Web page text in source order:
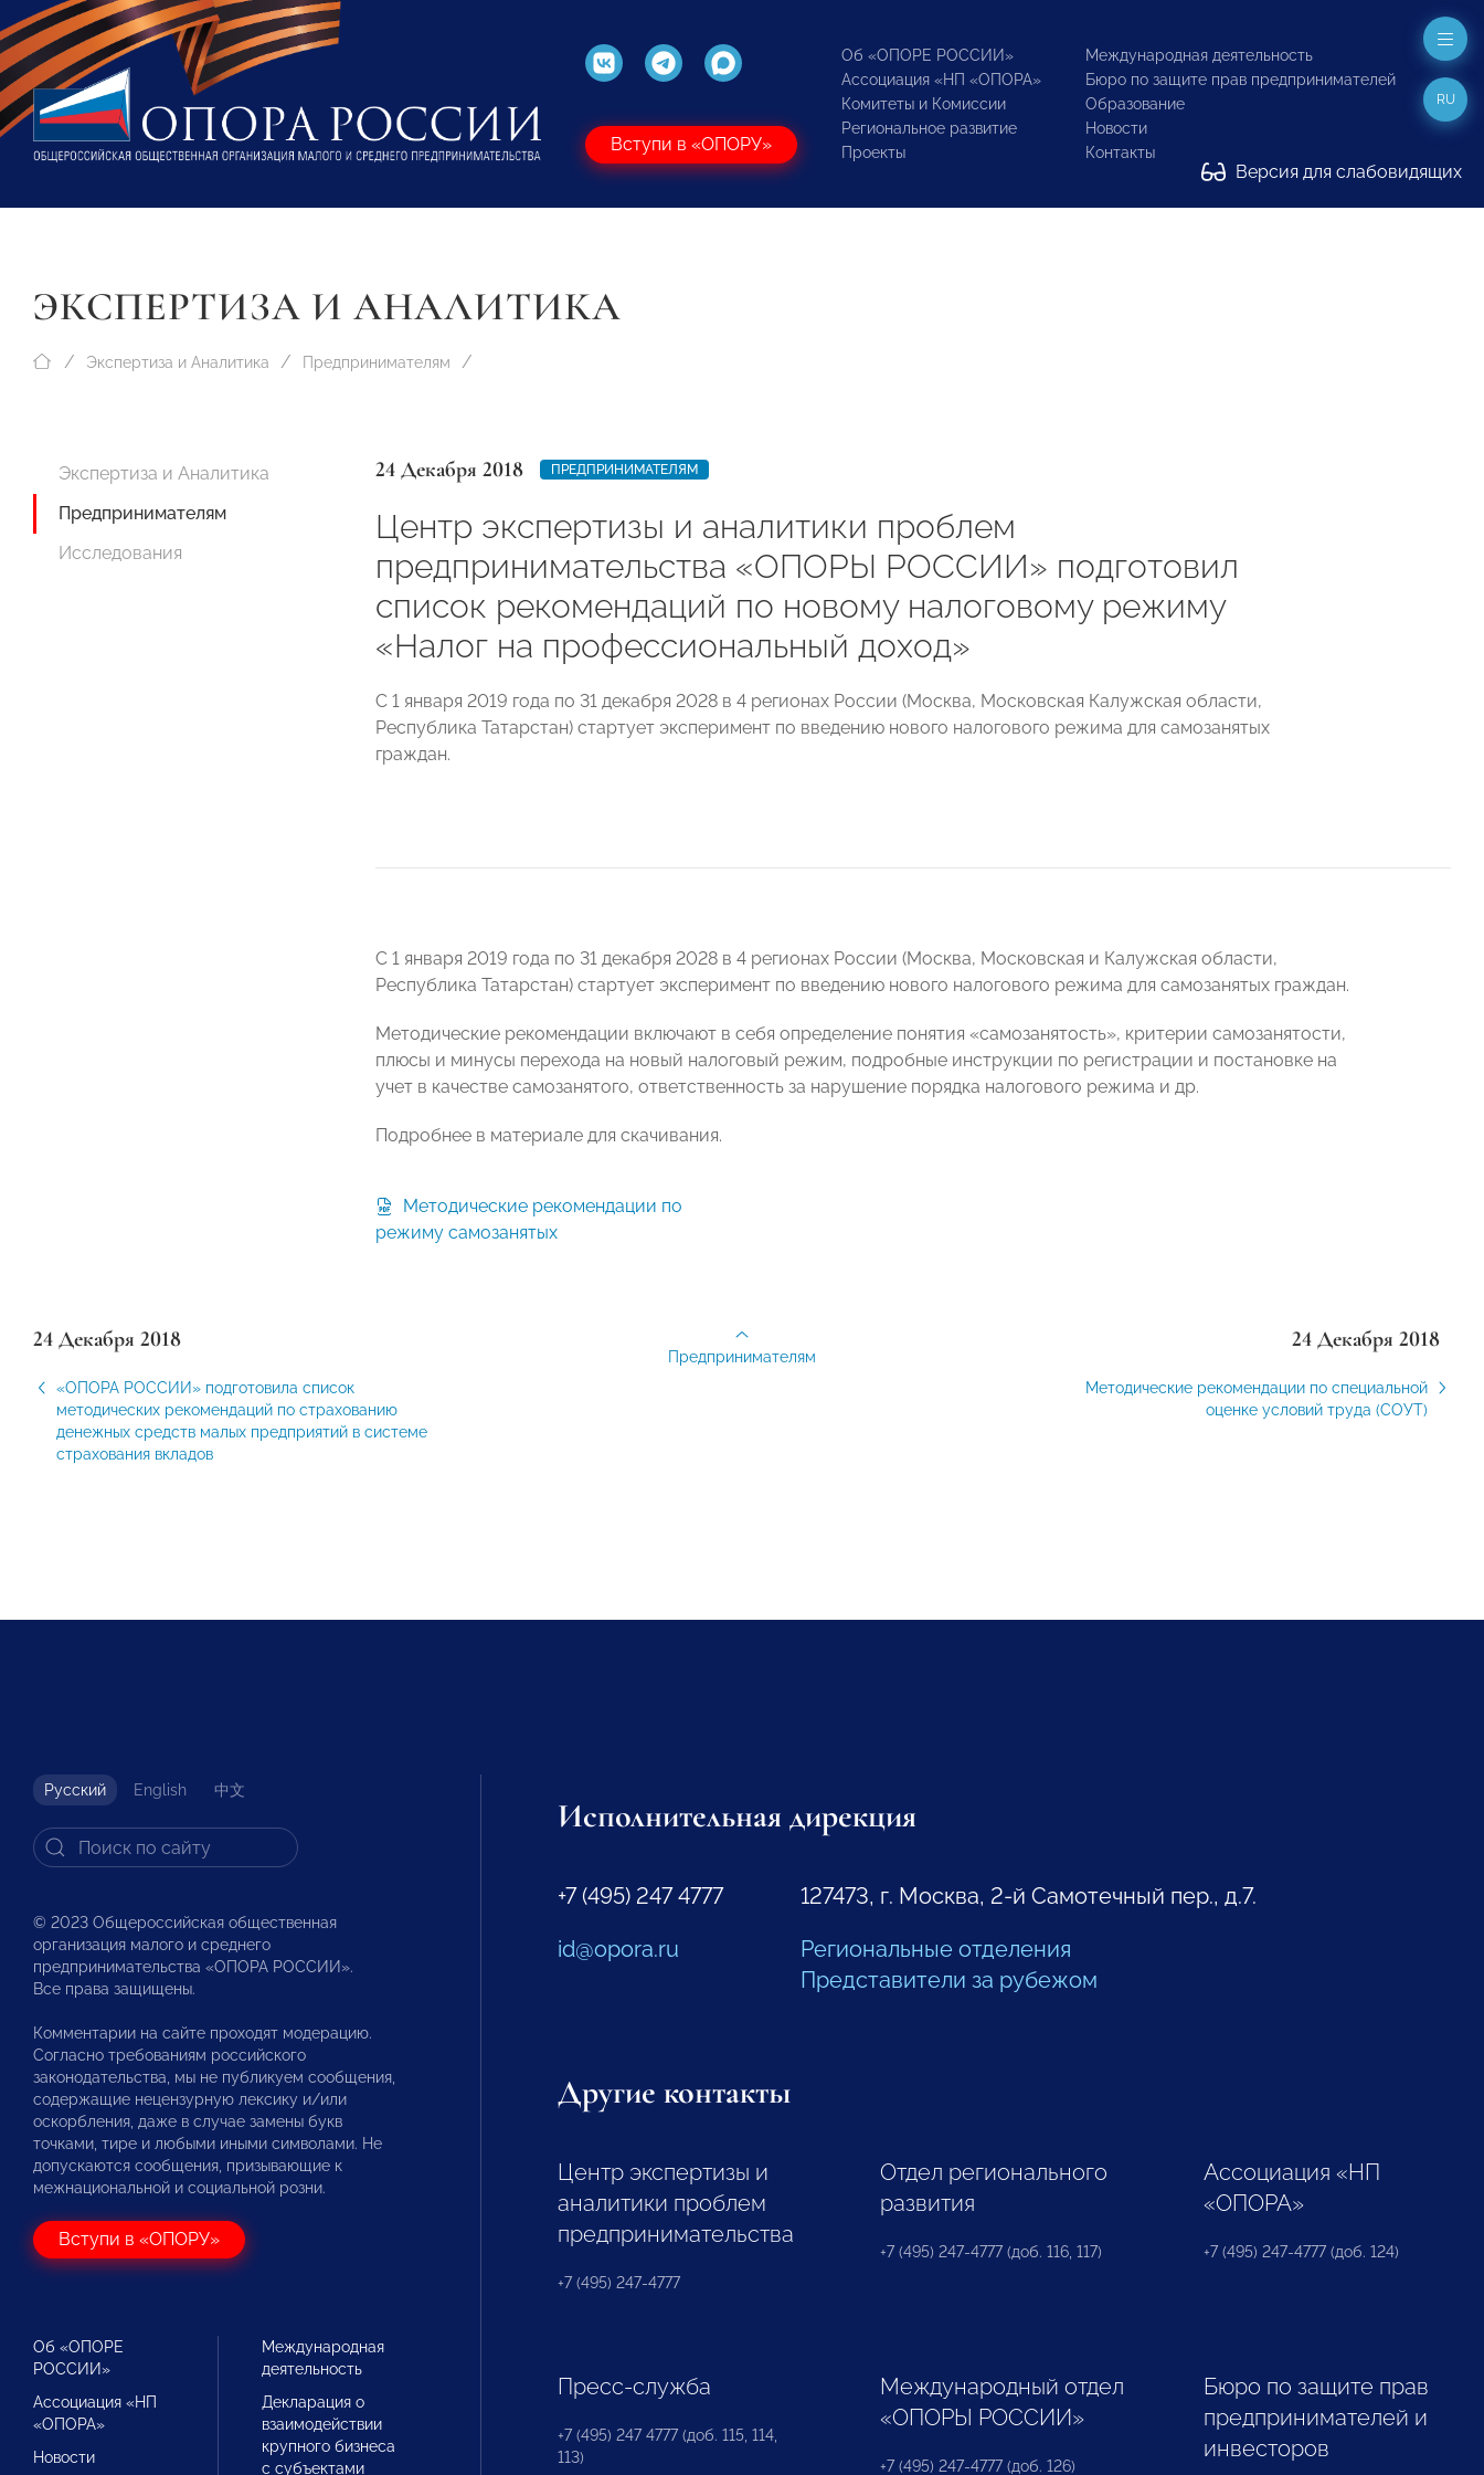
Вступи в «ОПОРУ»
Об «ОПОРЕ РОССИИ»
Ассоциация «НП «ОПОРА»
Комитеты и Комиссии
Региональное развитие
Проекты
Международная деятельность
Бюро по защите прав предпринимателей
Образование
Новости
Контакты
Версия для слабовидящих
RU
ЭКСПЕРТИЗА И АНАЛИТИКА
Экспертиза и Аналитика Предпринимателям
Экспертиза и Аналитика
Предпринимателям
Исследования
24 Декабря 2018 ПРЕДПРИНИМАТЕЛЯМ
Центр экспертизы и аналитики проблем
предпринимательства «ОПОРЫ РОССИИ» подготовил
список рекомендаций по новому налоговому режиму
«Налог на профессиональный доход»
С 1 января 2019 года по 31 декабря 2028 в 4 регионах России (Москва, Московская Калужская области,
Республика Татарстан) стартует эксперимент по введению нового налогового режима для самозанятых
граждан.
С 1 января 2019 года по 31 декабря 2028 в 4 регионах России (Москва, Московская и Калужская области,
Республика Татарстан) стартует эксперимент по введению нового налогового режима для самозанятых граждан.
Методические рекомендации включают в себя определение понятия «самозанятость», критерии самозанятости,
плюсы и минусы перехода на новый налоговый режим, подробные инструкции по регистрации и постановке на
учет в качестве самозанятого, ответственность за нарушение порядка налогового режима и др.
Подробнее в материале для скачивания.
режиму самозанятых
24 Декабря 2018
«ОПОРА РОССИИ» подготовила список
методических рекомендаций по страхованию
денежных средств малых предприятий в системе
страхования вкладов
24 Декабря 2018
Методические рекомендации по специальной
оценке условий труда (СОУТ)
Предпринимателям
Русский English 中文
© 2023 Общероссийская общественная
организация малого и среднего
предпринимательства «ОПОРА РОССИИ».
Все права защищены.
Комментарии на сайте проходят модерацию.
Согласно требованиям российского
законодательства, мы не публикуем сообщения,
содержащие нецензурную лексику и/или
оскорбления, даже в случае замены букв
точками, тире и любыми иными символами. Не
допускаются сообщения, призывающие к
межнациональной и социальной розни.
Вступи в «ОПОРУ»
Об «ОПОРЕ
РОССИИ»
Ассоциация «НП
«ОПОРА»
Новости
Международная
деятельность
Декларация о
взаимодействии
крупного бизнеса
с субъектами
Исполнительная дирекция
+7 (495) 247 4777
id@opora.ru
127473, г. Москва, 2-й Самотечный пер., д.7.
Региональные отделения
Представители за рубежом
Другие контакты
Центр экспертизы и
аналитики проблем
предпринимательства
+7 (495) 247-4777
Отдел регионального
развития
+7 (495) 247-4777 (доб. 116, 117)
Ассоциация «НП
«ОПОРА»
+7 (495) 247-4777 (доб. 124)
Пресс-служба
+7 (495) 247 4777 (доб. 115, 114,
113)
Международный отдел
«ОПОРЫ РОССИИ»
+7 (495) 247-4777 (доб. 126)
Бюро по защите прав
предпринимателей и
инвесторов